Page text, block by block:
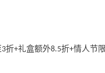
折+礼盒额外8.5折+情人节